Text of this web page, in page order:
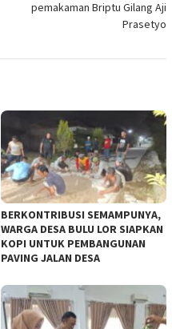
pemakaman Briptu Gilang Aji
Prasetyo
BERKONTRIBUSI SEMAMPUNYA,
WARGA DESA BULU LOR SIAPKAN
KOPI UNTUK PEMBANGUNAN
PAVING JALAN DESA